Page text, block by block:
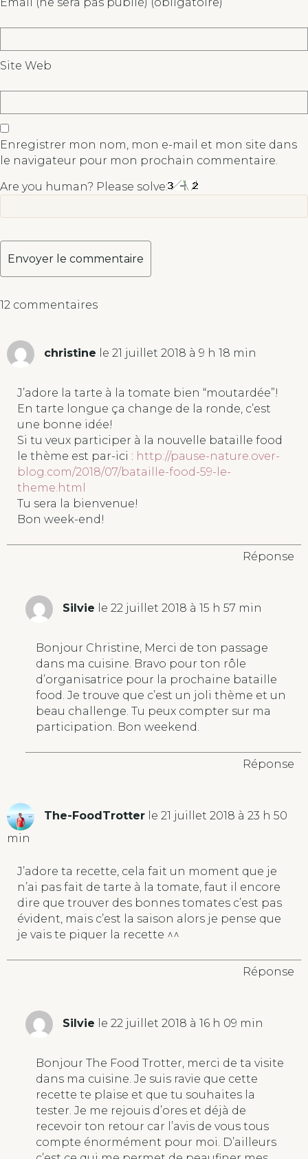
12 commentaires
christine le 21 juillet 2018 à 9 h 18 min
J’adore la tarte à la tomate bien “moutardée”!
En tarte longue ça change de la ronde, c’est
une bonne idée!
Si tu veux participer à la nouvelle bataille food
le thème est par-ici : http://pause-nature.over-
blog.com/2018/07/bataille-food-59-le-
theme.html
Tu sera la bienvenue!
Bon week-end!
Réponse
Silvie le 22 juillet 2018 à 15 h 57 min
Bonjour Christine, Merci de ton passage
dans ma cuisine. Bravo pour ton rôle
d’organisatrice pour la prochaine bataille
food. Je trouve que c’est un joli thème et un
beau challenge. Tu peux compter sur ma
participation. Bon weekend.
Réponse
The-FoodTrotter le 21 juillet 2018 à 23 h 50
min
J’adore ta recette, cela fait un moment que je
n’ai pas fait de tarte à la tomate, faut il encore
dire que trouver des bonnes tomates c’est pas
évident, mais c’est la saison alors je pense que
je vais te piquer la recette ^^
Réponse
Silvie le 22 juillet 2018 à 16 h 09 min
Bonjour The Food Trotter, merci de ta visite
dans ma cuisine. Je suis ravie que cette
recette te plaise et que tu souhaites la
tester. Je me rejouis d’ores et déjà de
recevoir ton retour car l’avis de vous tous
compte énormément pour moi. D’ailleurs
Site Web
Enregistrer mon nom, mon e-mail et mon site dans
le navigateur pour mon prochain commentaire.
Are you human? Please solve:
l